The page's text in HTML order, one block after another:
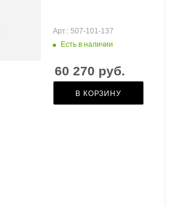
Есть в наличии
Арт.: 507-101-137
60 270 руб.
В КОРЗИНУ